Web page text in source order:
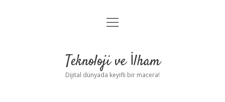
Anasayfa
Yasal Uyarı
menüyü
Teknoloji ve İlham
Dijital dünyada keyifli bir macera!